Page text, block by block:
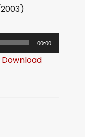
00:00
Download